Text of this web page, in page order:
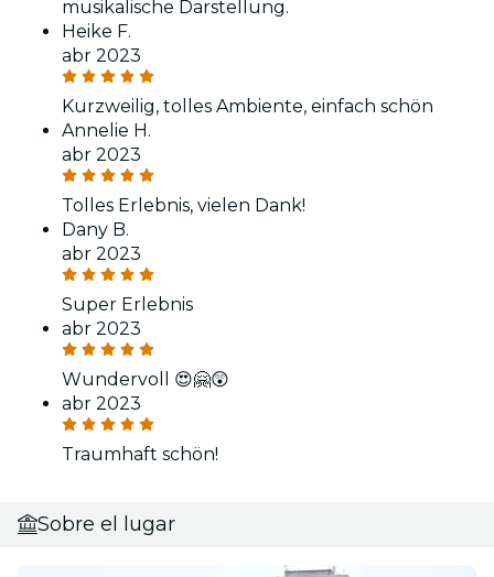
musikalische Darstellung.
Heike F.
abr 2023
Kurzweilig, tolles Ambiente, einfach schön
Annelie H.
abr 2023
Tolles Erlebnis, vielen Dank!
Dany B.
abr 2023
Super Erlebnis
abr 2023
Wundervoll 😍🤗😲
abr 2023
Traumhaft schön!
Sobre el lugar